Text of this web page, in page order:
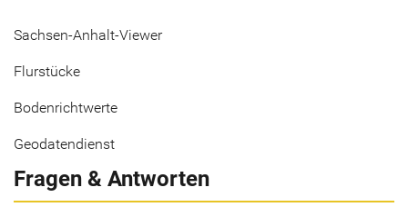
Sachsen-Anhalt-Viewer
Flurstücke
Bodenrichtwerte
Geodatendienst
Fragen & Antworten